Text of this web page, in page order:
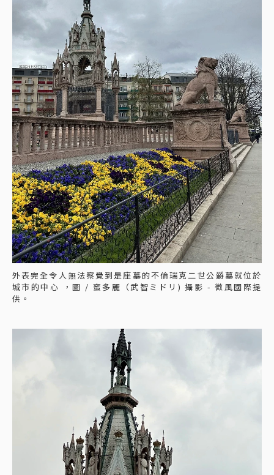
外表完全令人無法察覺到是座墓的不倫瑞克二世公爵墓就位於
城市的中心 ，圖 / 蜜多麗（武智ミドリ) 攝影 - 微風國際提
供。